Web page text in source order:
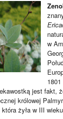
w
jest fakt,
królowej
żyła w III